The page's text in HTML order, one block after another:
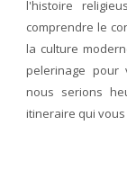
l'histoire
comprendre le
la culture
pelerinage pour
nous serions
itineraire qui